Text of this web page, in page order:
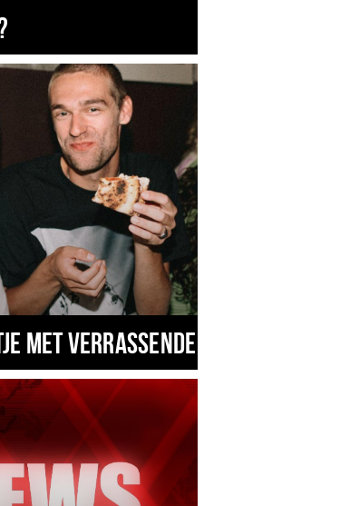
met verrassende zaken in